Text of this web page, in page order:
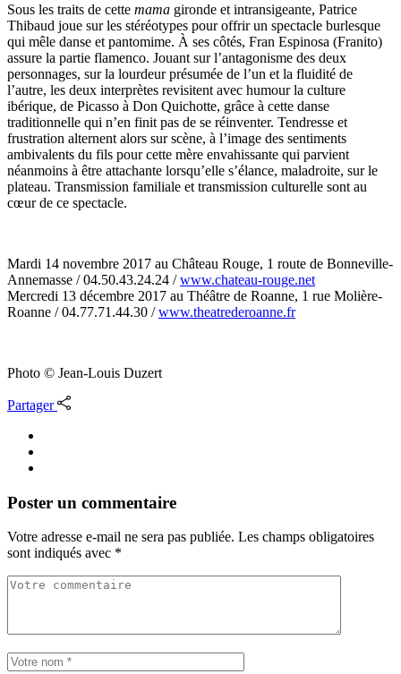
Sous les traits de cette mama gironde et intransigeante, Patrice
Thibaud joue sur les stéréotypes pour offrir un spectacle burlesque
qui mêle danse et pantomime. À ses côtés, Fran Espinosa (Franito)
assure la partie flamenco. Jouant sur l’antagonisme des deux
personnages, sur la lourdeur présumée de l’un et la fluidité de
l’autre, les deux interprètes revisitent avec humour la culture
ibérique, de Picasso à Don Quichotte, grâce à cette danse
traditionnelle qui n’en finit pas de se réinventer. Tendresse et
frustration alternent alors sur scène, à l’image des sentiments
ambivalents du fils pour cette mère envahissante qui parvient
néanmoins à être attachante lorsqu’elle s’élance, maladroite, sur le
plateau. Transmission familiale et transmission culturelle sont au
cœur de ce spectacle.
Mardi 14 novembre 2017 au Château Rouge, 1 route de Bonneville-
Annemasse / 04.50.43.24.24 /www.chateau-rouge.net
Mercredi 13 décembre 2017 au Théâtre de Roanne, 1 rue Molière-
Roanne / 04.77.71.44.30 /www.theatrederoanne.fr
Photo © Jean-Louis Duzert
Partager
Poster un commentaire
Votre adresse e-mail ne sera pas publiée. Les champs obligatoires
sont indiqués avec *